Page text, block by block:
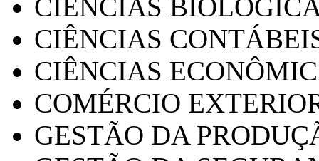
CIÊNCIAS
CIÊNCIAS
CIÊNCIAS
COMÉRCIO
GESTÃO DA